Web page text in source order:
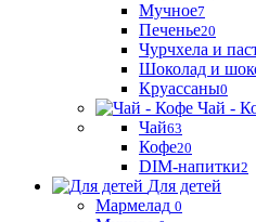
Мучное7
Печенье20
Чурчхела и
Шоколад и
Круассаны0
Чай -
Чай63
Кофе20
DIM-напитки2
Для детей
Мармелад 0